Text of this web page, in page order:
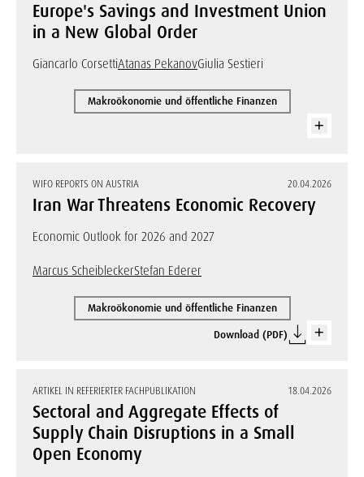
Europe's Savings and Investment Union
in a New Global Order
Giancarlo CorsettiAtanas PekanovGiulia Sestieri
Makroökonomie und öffentliche Finanzen
WIFO REPORTS ON AUSTRIA 20.04.2026
Iran War Threatens Economic Recovery
Economic Outlook for 2026 and 2027
Marcus ScheibleckerStefan Ederer
Makroökonomie und öffentliche Finanzen
Download (PDF)
ARTIKEL IN REFERIERTER FACHPUBLIKATION 18.04.2026
Sectoral and Aggregate Effects of
Supply Chain Disruptions in a Small
Open Economy